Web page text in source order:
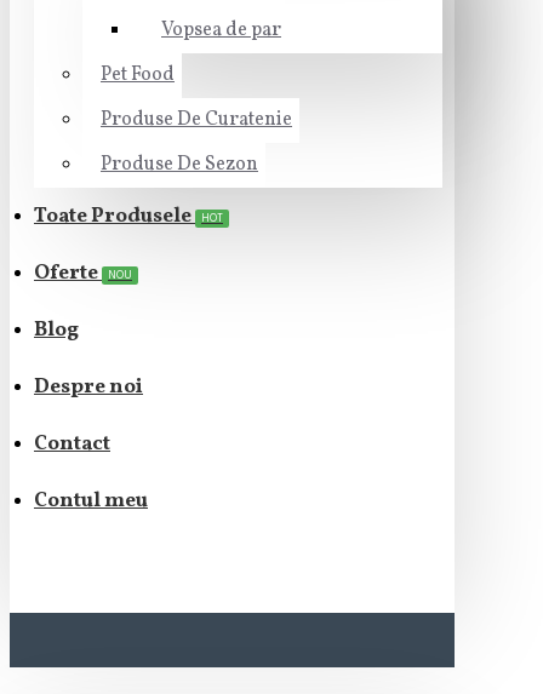
Vopsea de par
Pet Food
Produse De Curatenie
Produse De Sezon
Toate Produsele HOT
Oferte NOU
Blog
Despre noi
Contact
Contul meu